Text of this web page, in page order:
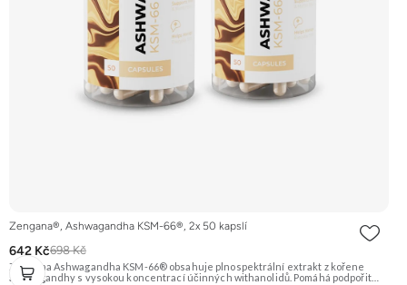
Zengana®, Ashwagandha KSM-66®, 2x 50 kapslí
642 Kč698 Kč
Zengana Ashwagandha KSM-66® obsahuje plnospektrální extrakt z kořene
ashwagandhy s vysokou koncentrací účinných withanolidů. Pomáhá podpořit